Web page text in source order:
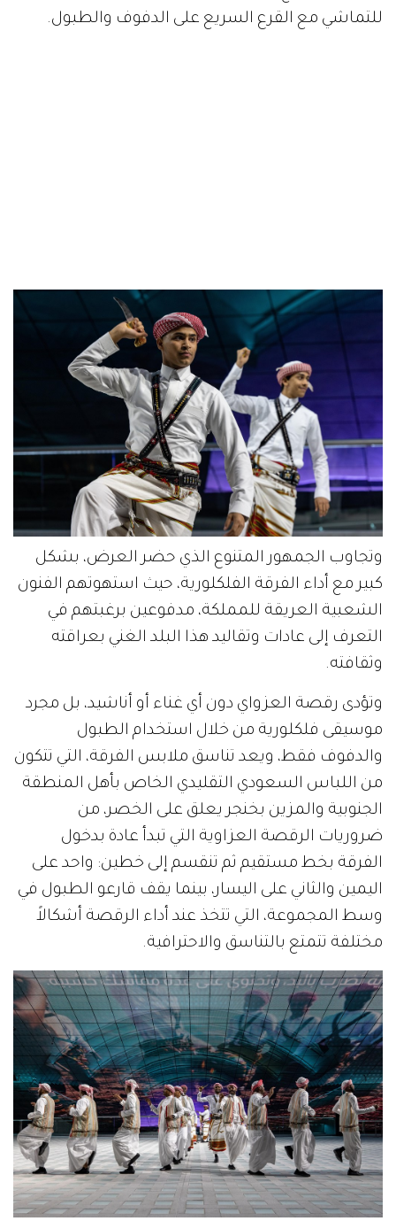
للتماشي مع القرع السريع على الدفوف والطبول.
وتجاوب الجمهور المتنوع الذي حضر العرض، بشكل
كبير مع أداء الفرقة الفلكلورية، حيث استهوتهم الفنون
الشعبية العريقة للمملكة، مدفوعين برغبتهم في
التعرف إلى عادات وتقاليد هذا البلد الغني بعراقته
وثقافته.
وتؤدى رقصة العزواي دون أي غناء أو أناشيد، بل مجرد
موسيقى فلكلورية من خلال استخدام الطبول
والدفوف فقط، ويعد تناسق ملابس الفرقة، التي تتكون
من اللباس السعودي التقليدي الخاص بأهل المنطقة
الجنوبية والمزين بخنجر يعلق على الخصر، من
ضروريات الرقصة العزاوية التي تبدأ عادة بدخول
الفرقة بخط مستقيم ثم تنقسم إلى خطين: واحد على
اليمين والثاني على اليسار، بينما يقف قارعو الطبول في
وسط المجموعة، التي تتخذ عند أداء الرقصة أشكالاً
مختلفة تتمتع بالتناسق والاحترافية.